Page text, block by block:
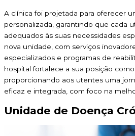
A clínica foi projetada para oferecer
personalizada, garantindo que cada
adequados às suas necessidades
nova unidade, com serviços
especializados e programas de
hospital fortalece a sua posição
proporcionando aos utentes uma
eficaz e integrada, com foco na
Unidade de Doença